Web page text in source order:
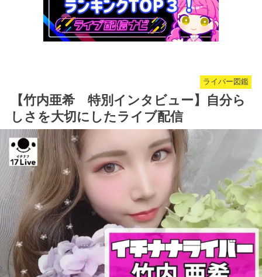
ライバー図鑑
【竹内亜希 特別インタビュー】自分ら
しさを大切にしたライブ配信